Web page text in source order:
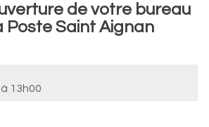
de votre bureau
Poste Saint Aignan
13h00